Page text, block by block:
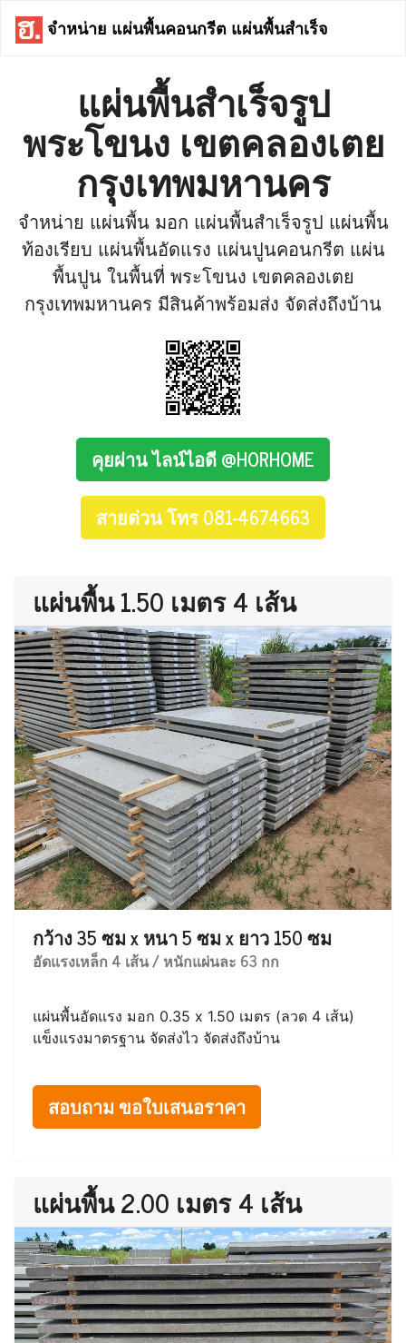
จำหน่าย แผ่นพื้นคอนกรีต แผ่นพื้นสำเร็จ
แผ่นพื้นสำเร็จรูป
พระโขนง เขตคลองเตย
กรุงเทพมหานคร
จำหน่าย แผ่นพื้น มอก แผ่นพื้นสำเร็จรูป แผ่นพื้น
ท้องเรียบ แผ่นพื้นอัดแรง แผ่นปูนคอนกรีต แผ่น
พื้นปูน ในพื้นที่ พระโขนง เขตคลองเตย
กรุงเทพมหานคร มีสินค้าพร้อมส่ง จัดส่งถึงบ้าน
คุยผ่าน ไลน์ไอดี @HORHOME
สายด่วน โทร 081-4674663
แผ่นพื้น 1.50 เมตร 4 เส้น
กว้าง 35 ซม x หนา 5 ซม x ยาว 150 ซม
อัดแรงเหล็ก 4 เส้น / หนักแผ่นละ 63 กก
แผ่นพื้นอัดแรง มอก 0.35 x 1.50 เมตร (ลวด 4 เส้น)
แข็งแรงมาตรฐาน จัดส่งไว จัดส่งถึงบ้าน
สอบถาม ขอใบเสนอราคา
แผ่นพื้น 2.00 เมตร 4 เส้น